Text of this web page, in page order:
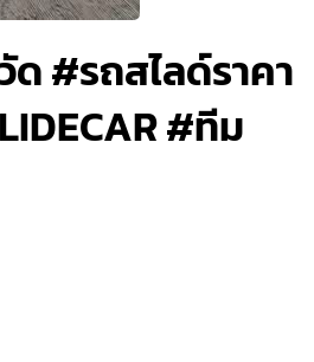
#รถสไลด์ราคา
#ทีม